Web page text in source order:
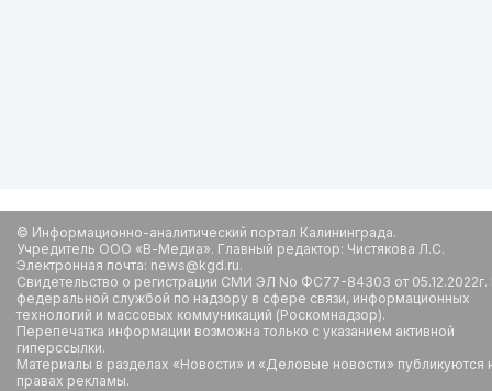
© Информационно-аналитический портал Калининграда.
Учредитель ООО «В-Медиа». Главный редактор: Чистякова Л.С.
Электронная почта: news@kgd.ru.
Свидетельство о регистрации СМИ ЭЛ No ФС77-84303 от
федеральной службой по надзору в сфере связи, информационных
технологий и массовых коммуникаций (Роскомнадзор).
Перепечатка информации возможна только с указанием активной
гиперссылки.
Материалы в разделах «Новости» и «Деловые новости» публикуются
правах рекламы.